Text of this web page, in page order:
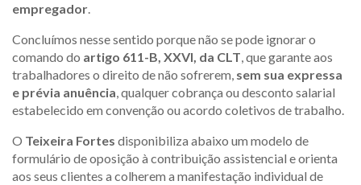
empregador.
Concluímos nesse sentido porque não se pode ignorar o
comando do artigo 611-B, XXVI, da CLT, que garante aos
trabalhadores o direito de não sofrerem, sem sua expressa
e prévia anuência, qualquer cobrança ou desconto salarial
estabelecido em convenção ou acordo coletivos de trabalho.
O Teixeira Fortes disponibiliza abaixo um modelo de
formulário de oposição à contribuição assistencial e orienta
aos seus clientes a colherem a manifestação individual de